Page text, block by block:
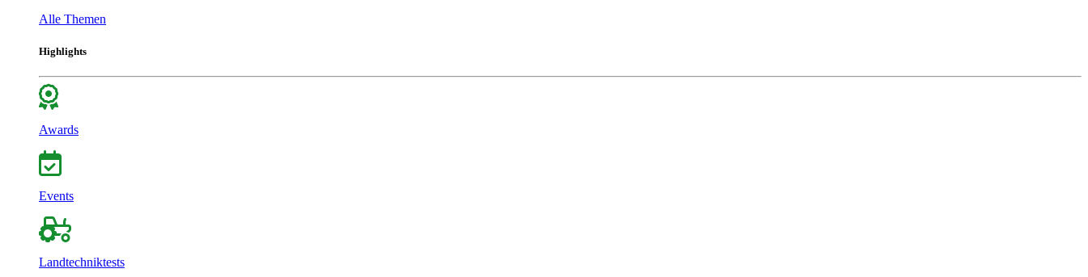
Alle Themen
Highlights
Awards
Events
Landtechniktests